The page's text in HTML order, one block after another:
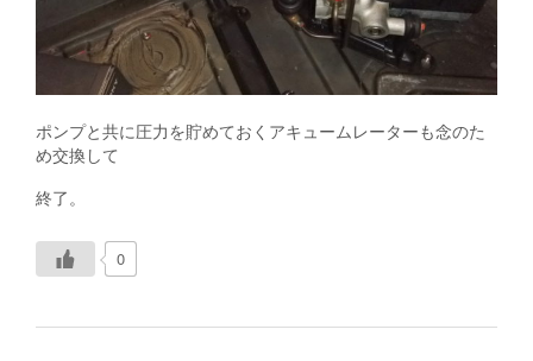
ポンプと共に圧力を貯めておくアキュームレーターも念のた
め交換して
終了。
0